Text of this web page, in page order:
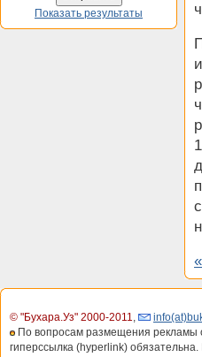
Показать результаты
© "Бухара.Уз" 2000-2011,
По вопросам размещения рекламы
гиперссылка (hyperlink)